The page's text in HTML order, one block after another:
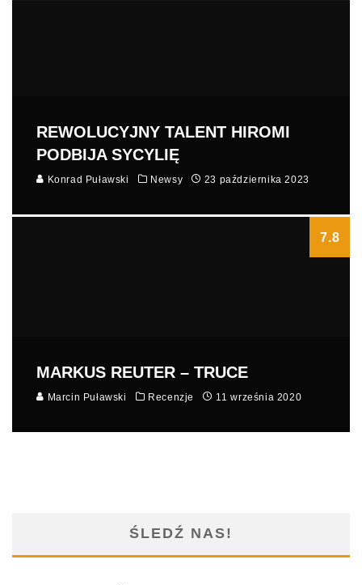
REWOLUCYJNY TALENT HIROMI
PODBIJA SYCYLIĘ
Konrad Puławski Newsy 23 października 2023
7.8
MARKUS REUTER – TRUCE
Marcin Puławski Recenzje 11 września 2020
ŚLEDŹ NAS!